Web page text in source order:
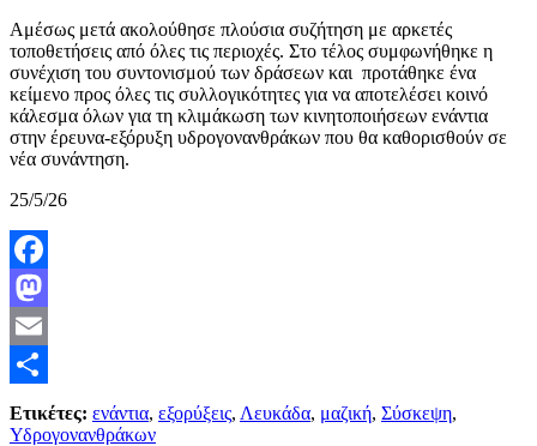
Αμέσως μετά ακολούθησε πλούσια συζήτηση με αρκετές
τοποθετήσεις από όλες τις περιοχές. Στο τέλος συμφωνήθηκε η
συνέχιση του συντονισμού των δράσεων και προτάθηκε ένα
κείμενο προς όλες τις συλλογικότητες για να αποτελέσει κοινό
κάλεσμα όλων για τη κλιμάκωση των κινητοποιήσεων ενάντια
στην έρευνα-εξόρυξη υδρογονανθράκων που θα καθορισθούν σε
νέα συνάντηση.
25/5/
Facebook
Mastodon
Email
Μοιραστείτε
Ετικέτες: ενάντια, εξορύξεις, Λευκάδα, μαζική, Σύσκεψη,
Υδρογονανθράκων